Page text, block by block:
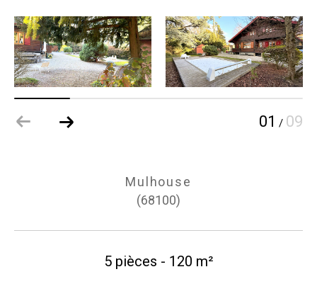
01 / 09
Mulhouse
(68100)
5 pièces - 120 m²